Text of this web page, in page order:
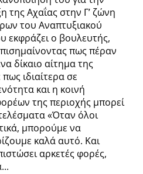
της Αχαΐας στην Γ’ ζώνη
του Αναπτυξιακού
εκφράζει ο βουλευτής,
πως πέραν
δίκαιο αίτημα της
ιδιαίτερα σε
και η κοινή
της περιοχής μπορεί
«Όταν όλοι
μπορούμε να
καλά αυτό. Και
αρκετές φορές,